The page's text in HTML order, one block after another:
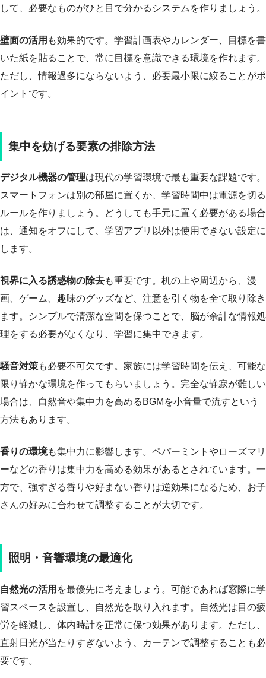
して、必要なものがひと目で分かるシステムを作りましょう。
壁面の活用 も効果的です。学習計画表やカレンダー、目標を書
いた紙を貼ることで、常に目標を意識できる環境を作れます。
ただし、情報過多にならないよう、必要最小限に絞ることがポ
イントです。
集中を妨げる要素の排除方法
デジタル機器の管理は現代の学習環境で最も重要な課題です。
スマートフォンは別の部屋に置くか、学習時間中は電源を切る
ルールを作りましょう。どうしても手元に置く必要がある場合
は、通知をオフにして、学習アプリ以外は使用できない設定に
します。
視界に入る誘惑物の除去も重要です。机の上や周辺から、漫
画、ゲーム、趣味のグッズなど、注意を引く物を全て取り除き
ます。シンプルで清潔な空間を保つことで、脳が余計な情報処
理をする必要がなくなり、学習に集中できます。
騒音対策も必要不可欠です。家族には学習時間を伝え、可能な
限り静かな環境を作ってもらいましょう。完全な静寂が難しい
場合は、自然音や集中力を高めるBGMを小音量で流すという
方法もあります。
香りの環境も集中力に影響します。ペパーミントやローズマリ
ーなどの香りは集中力を高める効果があるとされています。一
方で、強すぎる香りや好まない香りは逆効果になるため、お子
さんの好みに合わせて調整することが大切です。
照明・音響環境の最適化
自然光の活用 を最優先に考えましょう。可能であれば窓際に学
習スペースを設置し、自然光を取り入れます。自然光は目の疲
労を軽減し、体内時計を正常に保つ効果があります。ただし、
直射日光が当たりすぎないよう、カーテンで調整することも必
要です。